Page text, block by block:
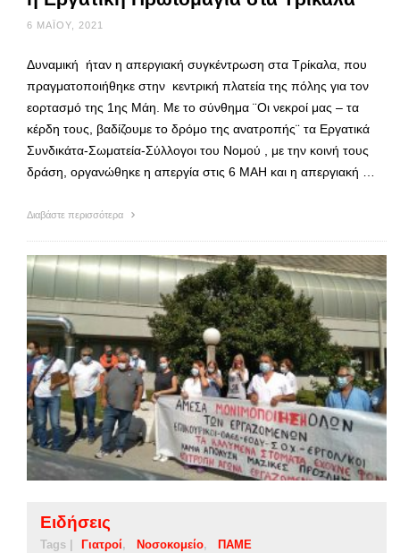
6 ΜΑΪ́ΟΥ, 2021
Δυναμική ήταν η απεργιακή συγκέντρωση στα Τρίκαλα, που
πραγματοποιήθηκε στην κεντρική πλατεία της πόλης για τον
εορτασμό της 1ης Μάη. Με το σύνθημα ¨Οι νεκροί μας – τα
κέρδη τους, βαδίζουμε το δρόμο της ανατροπής¨ τα Εργατικά
Συνδικάτα-Σωματεία-Σύλλογοι του Νομού , με την κοινή τους
δράση, οργανώθηκε η απεργία στις 6 ΜΑΗ και η απεργιακή …
Διαβάστε περισσότερα
Ειδήσεις
Tags | Γιατροί Νοσοκομείο ΠΑΜΕ